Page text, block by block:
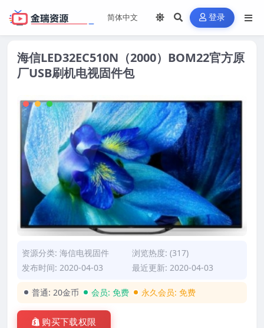
登录
海信LED32EC510N（2000）BOM22官方原
厂USB刷机电视固件包
资源分类: 海信电视固件
浏览热度: (317)
发布时间: 2020-04-03
最近更新: 2020-04-03
普通: 20金币 会员: 免费 永久会员: 免费
购买下载权限